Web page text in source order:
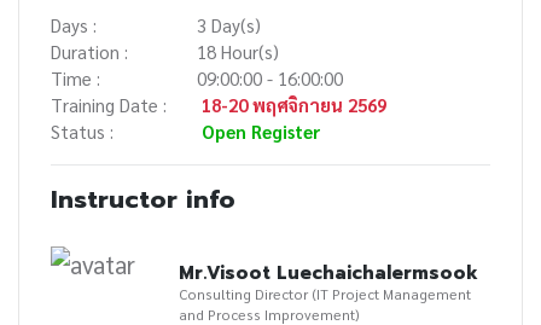
Days :
3 Day(s)
Duration :
18 Hour(s)
Time :
09:00:00 - 16:00:00
Training Date :
18-20 พฤศจิกายน 2569
Status :
Open Register
Instructor info
Mr.Visoot Luechaichalermsook
Consulting Director (IT Project Management
and Process Improvement)